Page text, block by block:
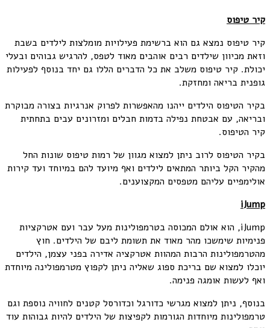
קיר טיפוס
קיר טיפוס נמצא גם הוא ברשימת פעילויות מומלצות לילדים בשבת
וזאת מכיוון שילדים רבים אוהבים מאוד לטפס, להרגיש גבוהים ובעלי
יכולת. קיר טיפוס משלב את כל הדברים הללו גם יחד בנוסף לפעילות
גופנית בריאה ומחזקת.
בקיר הטיפוס הילדים ייהנו מהאפשרות לפרוק אנרגיות בצורה מבוקרת
ובריאה, עם אבטחת נפילה בדמות חבלים ומזרונים עבים בתחתית
קיר הטיפוס.
בקיר הטיפוס לרוב ניתן למצוא מגוון של רמות טיפוס שונות החל
מהקיר הקל ביותר המתאים לילדים ואף מיועד להם במיוחד ועד קירות
אולימפיים עליהם מטפסים המקצוענים.
iJump
iJump, הוא אולם המכוסה בטרמפולינות מעל עבר ועם אטרקציות
פנימיות שימשכו מהר מאוד את תשומת ליבם של הילדים. חוץ
מהטרמפולינות הרבות המהוות אטרקציה אדירה בפני עצמן, הילדים
יוכלו למצוא שם בריכת ספוג שאליה ניתן לקפוץ מטרמפולינה מיוחדת
ואף לעשות אומגה פנימה.
בנוסף, ניתן למצוא מגרשי כדורגל וכדורסל קטנים לחוויה נוספת וגם
טרמפולינות מיוחדות הגורמות לקפיצות של הילדים להיות גבוהות עוד